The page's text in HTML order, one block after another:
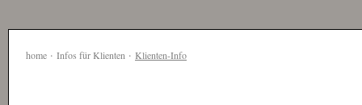
home · Infos für Klienten · Klienten-Info